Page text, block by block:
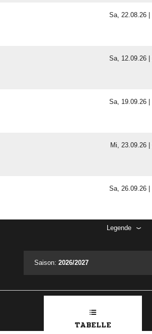
Sa, 22.08.26 |
Sa, 12.09.26 |
Sa, 19.09.26 |
Mi, 23.09.26 |
Sa, 26.09.26 |
Legende
Saison: 2026/2027
TABELLE